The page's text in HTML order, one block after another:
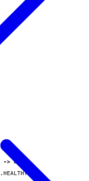
-> Dict
:
.HEALTHY